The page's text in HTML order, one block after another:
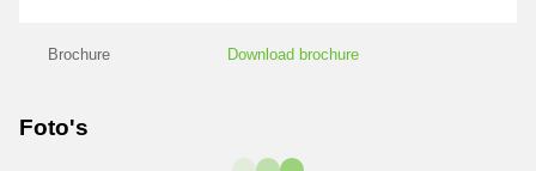
Brochure Download brochure
Foto's